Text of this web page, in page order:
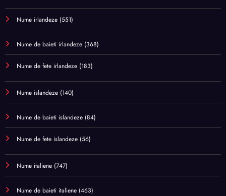
Nume irlandeze (551)
Nume de baieti irlandeze (368)
Nume de fete irlandeze (183)
Nume islandeze (140)
Nume de baieti islandeze (84)
Nume de fete islandeze (56)
Nume italiene (747)
Nume de baieti italiene (463)